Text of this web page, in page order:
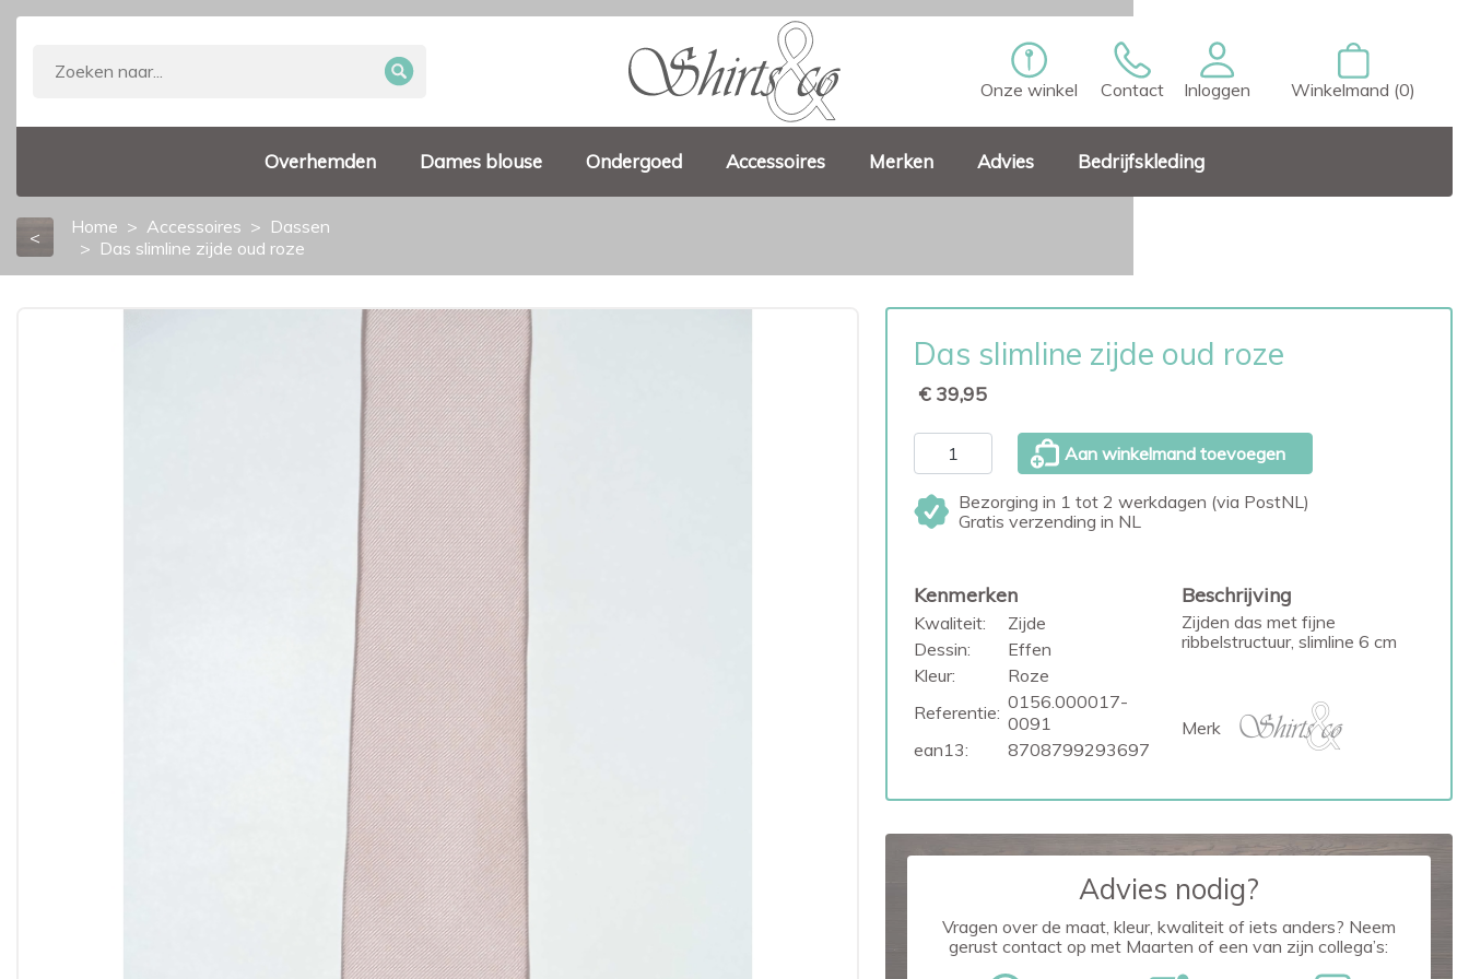
Onze winkel Contact Inloggen Winkelmand (0)
Overhemden Dames blouse Ondergoed Accessoires Merken Advies Bedrijfskleding
< Home Accessoires
Dassen
Das slimline zijde oud roze
Das slimline zijde oud roze
€ 39,95
Aan winkelmand toevoegen
Bezorging in 1 tot 2 werkdagen (via PostNL)
Gratis verzending in NL
Kenmerken
Kwaliteit:
Zijde
Dessin:
Effen
Kleur:
Roze
Referentie: 0156.000017-
0091
ean13:
8708799293697
Beschrijving
Zijden das met fijne
ribbelstructuur, slimline 6 cm
Merk
Advies nodig?
Vragen over de maat, kleur, kwaliteit of iets anders? Neem
gerust contact op met Maarten of een van zijn collega’s: